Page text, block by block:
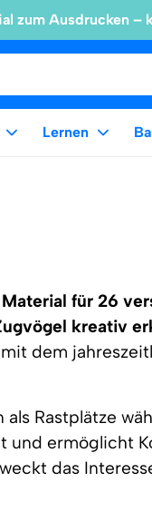
zum Ausdrucken –
Lernen
für 26
kreativ
dem
Rastplätze
und ermöglicht
das